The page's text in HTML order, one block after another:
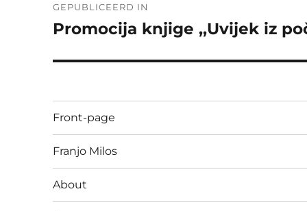
navigatie
GEPUBLICEERD IN
Promocija knjige ,,Uvijek iz
Front-page
Franjo Milos
About